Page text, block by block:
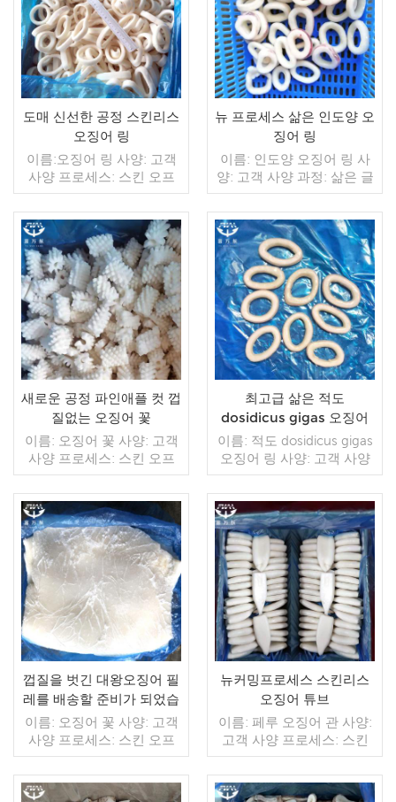
도매 신선한 공정 스킨리스
오징어 링
이름:오징어 링 사양: 고객
사양 프로세스: 스킨 오프
글레이징: IQF 40%(맞춤형)
포장: 1kg / 가방, 10kg / 짠
가방 (맞춤형) 판매 모델: 도
매/수출 최소. 주문: 20피트
컨테이너 / 40피트 컨테이
너 지불: 보자마자 TT / С확
인된 취소 불가능한 LC 배
송: 입금 확인 후 20일 이내
원산지: 중국 브랜드: 푸 왕
행
더 읽기
뉴 프로세스 삶은 인도양 오
징어 링
이름: 인도양 오징어 링 사
양: 고객 사양 과정: 삶은 글
레이징: IQF 40%(맞춤형)
포장: 1kg / 가방, 10kg / 짠
가방 (맞춤형) 판매 모델: 도
매/수출 최소. 주문: 20피트
컨테이너 / 40피트 컨테이
너 지불: 보자마자 TT / С확
인된 취소 불가능한 LC 배
송: 입금 확인 후 20일 이내
원산지: 중국 브랜드: 푸 왕
행
더 읽기
새로운 공정 파인애플 컷 껍
질없는 오징어 꽃
이름: 오징어 꽃 사양: 고객
사양 프로세스: 스킨 오프
글레이징: IQF 40%(맞춤형)
포장: 1kg / 가방, 10kg / 짠
가방 (맞춤형) 판매 모델: 도
매/수출 min. 주문: 20피트
컨테이너 / 40피트 컨테이
너 지불: 보자마자 TT / С확
인된 취소 불가능한 LC 배
송: 입금 확인 후 20일 이내
원산지: 중국 브랜드: 푸 왕
행
더 읽기
최고급 삶은 적도
dosidicus gigas 오징어
링
이름: 적도 dosidicus gigas
오징어 링 사양: 고객 사양
과정: 삶은 글레이징: IQF
40%(맞춤형) 포장: 1kg / 가
방, 10kg / 짠 가방 (맞춤형)
판매 모델: 도매/수출 최소.
주문: 20피트 컨테이너 / 40
피트 컨테이너 지불: 보자마
자 TT / С확인된 취소 불가
능한 LC 배송: 입금 확인 후
20일 이내 원산지: 중국 브
랜드: 푸 왕 행
더 읽기
껍질을 벗긴 대왕오징어 필
레를 배송할 준비가 되었습
니다.
이름: 오징어 꽃 사양: 고객
사양 프로세스: 스킨 오프
글레이징: IQF 40%(맞춤형)
포장: 1kg / 가방, 10kg / 짠
가방 (맞춤형) 판매 모델: 도
뉴커밍프로세스 스킨리스
오징어 튜브
이름: 페루 오징어 관 사양:
고객 사양 프로세스: 스킨
오프, 희게 글레이징: IQF
40%(맞춤형) 포장: 1kg / 가
방, 10kg / 짠 가방 (맞춤형)